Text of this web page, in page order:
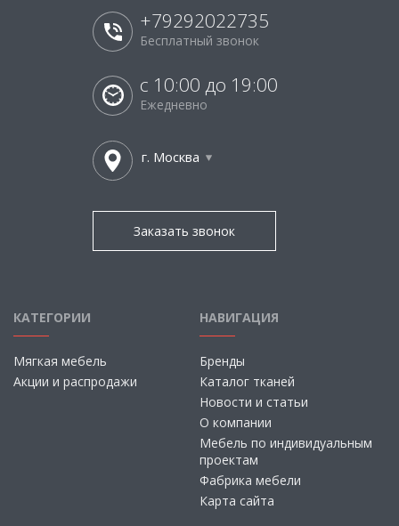
+79292022735
Бесплатный звонок
с 10:00 до 19:00
Ежедневно
г. Москва
Заказать звонок
КАТЕГОРИИ
Мягкая мебель
Акции и распродажи
НАВИГАЦИЯ
Бренды
Каталог тканей
Новости и статьи
О компании
Мебель по индивидуальным
проектам
Фабрика мебели
Карта сайта